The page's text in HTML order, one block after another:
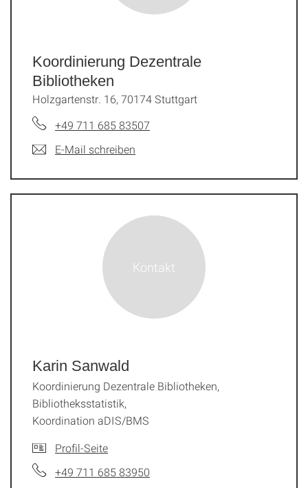
Koordinierung Dezentrale
Bibliotheken
Holzgartenstr. 16, 70174 Stuttgart
+49 711 685 83507
E-Mail schreiben
Karin Sanwald
Koordinierung Dezentrale Bibliotheken,
Bibliotheksstatistik,
Koordination aDIS/BMS
Profil-Seite
+49 711 685 83950